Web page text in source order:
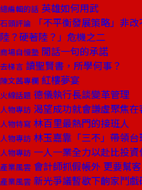
總編輯的話 英雄如何用武
石頭評論
「不平衡發展策略」非
陸？硬著陸？」危機之二
商場自慢塾 閒話一句的承諾
去梯言 讀聖賢書，所學何事？
陳文茜專欄 紅樓夢宴
火線話題 德儀執行長談變革管理
人物專訪 渴望成功就會謙虛聚焦在
人物特寫 林百里最熱門的接班人
人物專訪 林玉嘉靠「三不」帶領
人物專訪 一人一業全力以赴比投
產業風雲 會計師抓假帳外 更要幫
產業風雲 新光爭議暫歇下齣家鬥戲